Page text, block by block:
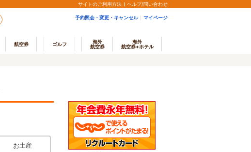
サイトのご利用方法 ヘルプ/問い合わせ
予約照会・変更・キャンセル マイページ
航空券 ゴルフ
海外
航空券
海外
航空券+ホテル
お土産